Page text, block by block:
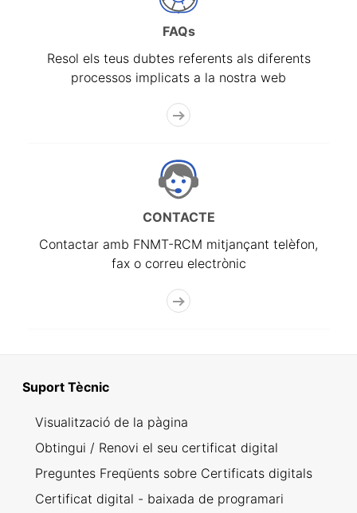
FAQs
Resol els teus dubtes referents als diferents
processos implicats a la nostra web
CONTACTE
Contactar amb FNMT-RCM mitjançant telèfon,
fax o correu electrònic
Suport Tècnic
Visualització de la pàgina
Obtingui / Renovi el seu certificat digital
Preguntes Freqüents sobre Certificats digitals
Certificat digital - baixada de programari